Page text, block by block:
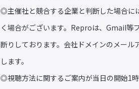
◎主催社と競合する企業と判断した場合に
く場合がございます。Reproは、Gmail等
断りしております。会社ドメインのメール
します。
◎視聴方法に関するご案内が当日の開始1